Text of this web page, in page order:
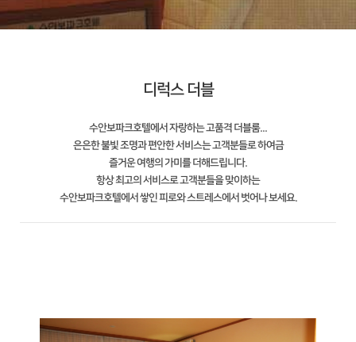
디럭스 더블
수안보파크호텔에서 자랑하는 고품격 더블룸...
은은한 불빛 조명과 편안한 서비스는 고객분들로 하여금
즐거운 여행의 가미를 더해드립니다.
항상 최고의 서비스로 고객분들을 맞이하는
수안보파크호텔에서 쌓인 피로와 스트레스에서 벗어나 보세요.